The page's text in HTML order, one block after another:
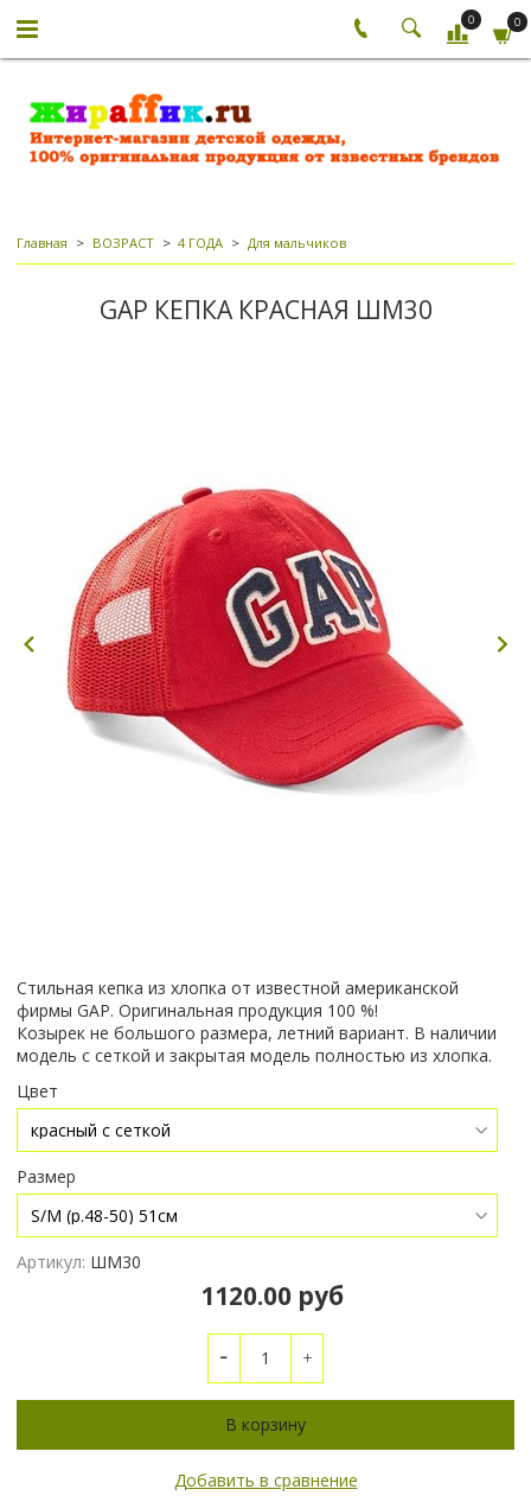
0 0
Главная ВОЗРАСТ 4 ГОДА Для мальчиков
GAP КЕПКА КРАСНАЯ ШМ30
Стильная кепка из хлопка от известной американской
фирмы GAP. Оригинальная продукция 100 %!
Козырек не большого размера, летний вариант. В наличии
модель с сеткой и закрытая модель полностью из хлопка.
Цвет
Размер
Артикул: ШМ30
1120.00 руб
В корзину
Добавить в сравнение